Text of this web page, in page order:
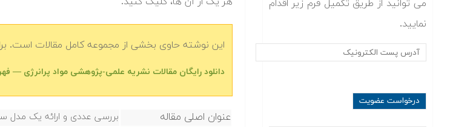
می توانید از طریق تکمیل فرم زیر اقدام
نمایید.
این نوشته حاوی بخشی از مجموعه کامل مقالات است.
دانلود رایگان مقالات نشریه علمی-پژوهشی مواد پرانرژی —
عنوان اصلی مقاله بررسی عددی و ارائه یک مدل